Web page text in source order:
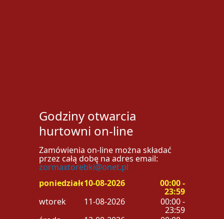
Godziny otwarcia
hurtowni on-line
Zamówienia on-line można składać
przez całą dobę na adres email:
zormaxtorebki@onet.pl
poniedziałek10-08-2026 00:00 -
23:59
wtorek
11-08-2026 00:00 -
23:59